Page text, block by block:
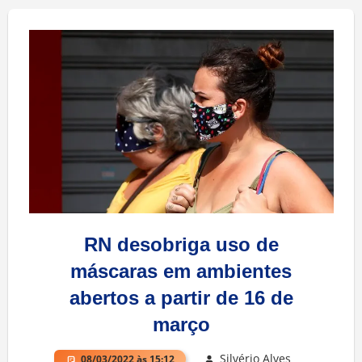
RN desobriga uso de
máscaras em ambientes
abertos a partir de 16 de
março
08/03/2022 às 15:12 Silvério Alves